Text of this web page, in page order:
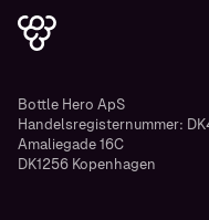
Bottle Hero ApS
Handelsregisternummer:
Amaliegade 16C
DK1256 Kopenhagen